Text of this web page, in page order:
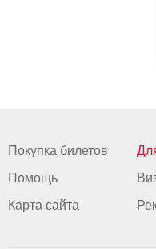
Покупка билетов
Помощь
Карта сайта